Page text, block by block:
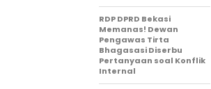
RDP DPRD Bekasi
Memanas! Dewan
Pengawas Tirta
Bhagasasi Diserbu
Pertanyaan soal Konflik
Internal